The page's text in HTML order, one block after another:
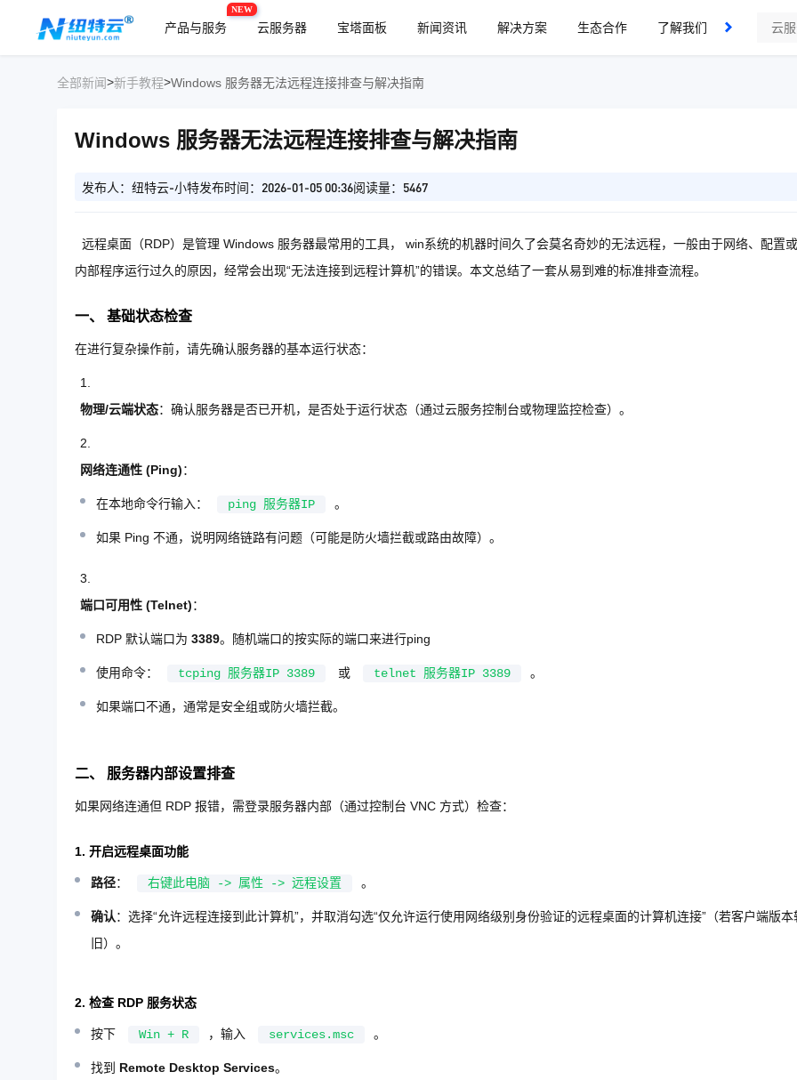
产品与服务
NEW
云服务器 宝塔面板 新闻资讯 解决方案 生态合作 了解我们 最新活动
全部新闻>新手教程>Windows 服务器无法远程连接排查与解决指南
Windows 服务器无法远程连接排查与解决指南
发布人：纽特云-小特发布时间：2026-01-05 00:36阅读量：5467
远程桌面（RDP）是管理 Windows 服务器最常用的工具， win系统的机器时间久了会莫名奇妙的无法远程，一般由于网络、配置
内部程序运行过久的原因，经常会出现“无法连接到远程计算机”的错误。本文总结了一套从易到难的标准排查流程。
一、 基础状态检查
在进行复杂操作前，请先确认服务器的基本运行状态：
物理/云端状态：确认服务器是否已开机，是否处于运行状态（通过云服务控制台或物理监控检查）。
网络连通性 (Ping)：
在本地命令行输入： ping 服务器IP 。
如果 Ping 不通，说明网络链路有问题（可能是防火墙拦截或路由故障）。
端口可用性 (Telnet)：
RDP 默认端口为 3389。随机端口的按实际的端口来进行ping
使用命令： tcping 服务器IP 3389 或 telnet 服务器IP 3389 。
如果端口不通，通常是安全组或防火墙拦截。
二、 服务器内部设置排查
如果网络连通但 RDP 报错，需登录服务器内部（通过控制台 VNC 方式）检查：
1. 开启远程桌面功能
路径： 右键此电脑 -> 属性 -> 远程设置 。
确认：选择“允许远程连接到此计算机”，并取消勾选“仅允许运行使用网络级别身份验证的远程桌面的计算机连接”（若客户端版本
旧）。
2. 检查 RDP 服务状态
按下 Win + R ，输入 services.msc 。
找到 Remote Desktop Services。